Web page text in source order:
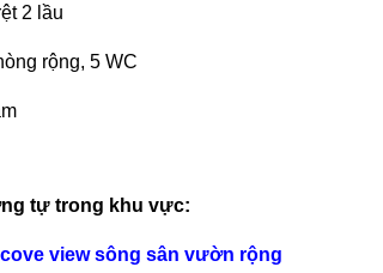
lầu
5 WC
tự trong khu vực:
view sông sân vườn rộng
Quận 9 Căn Góc
Làm Văn Phòng
tháng